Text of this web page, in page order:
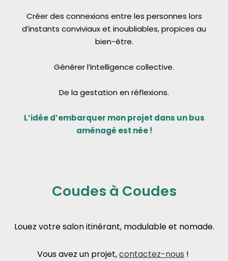
Créer des connexions entre les personnes lors
d’instants conviviaux et inoubliables, propices au
bien-être.
Générer l’intelligence collective.
De la gestation en réflexions.
L’idée d’embarquer mon projet dans un bus
aménagé est née !
Coudes à Coudes
Louez votre salon itinérant, modulable et nomade.
Vous avez un projet,contactez-nous !